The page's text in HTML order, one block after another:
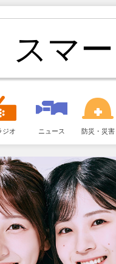
スマ
ジオ ニュース 防災・災害